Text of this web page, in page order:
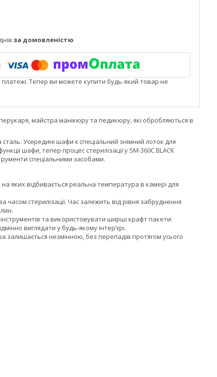
за домовленістю
платежі. Тепер ви можете купити будь-який товар не
майстра манікюру та педикюру, які обробляються в
Усередині шафи є спеціальний знімний лоток для
шафи, тепер процес стерилізації у SM-360C BLACK
спеціальними засобами.
на яких відбивається реальна температура в камері для
стерилізації. Час залежить від рівня забруднення
та використовувати ширші крафт пакети.
виглядати у будь-якому інтер’єрі.
незмінною, без перепадів протягом усього